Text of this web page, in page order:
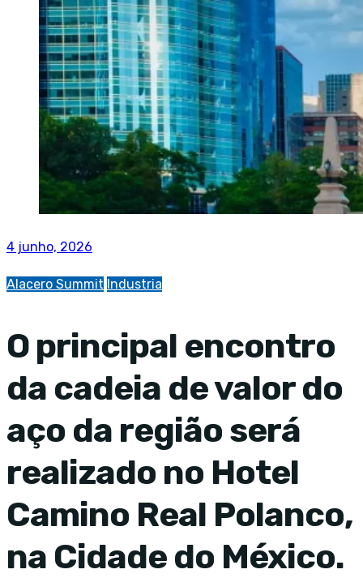
4 junho, 2026
Alacero Summit Industria
O principal encontro
da cadeia de valor do
aço da região será
realizado no Hotel
Camino Real Polanco,
na Cidade do México.